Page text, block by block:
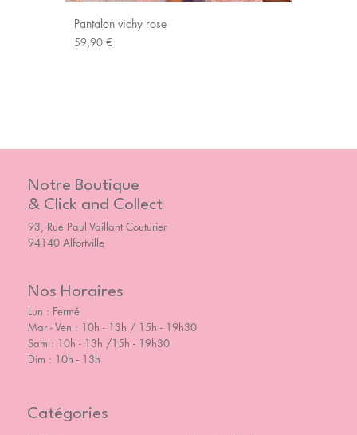
Pantalon vichy rose
Prix
59,90 €
Notre Boutique
& Click and Collect
93, Rue Paul Vaillant Couturier
94140 Alfortville
Nos Horaires
Lun : Fermé
Mar - Ven : 10h - 13h / 15h - 19h30
Sam : 10h - 13h /15h - 19h30
Dim : 10h - 13h
Catégories